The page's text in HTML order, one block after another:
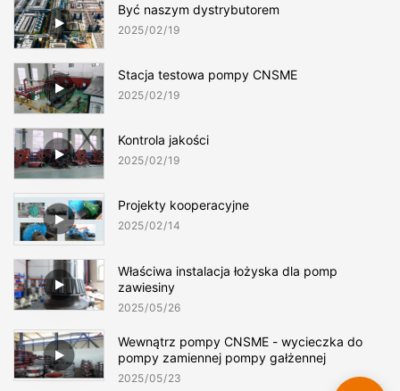
Być naszym dystrybutorem
2025 02 19
Stacja testowa pompy CNSME
2025 02 19
Kontrola jakości
2025 02 19
Projekty kooperacyjne
2025 02 14
Właściwa instalacja łożyska dla pomp
zawiesiny
2025 05 26
Wewnątrz pompy CNSME - wycieczka do
pompy zamiennej pompy gałżennej
2025 05 23